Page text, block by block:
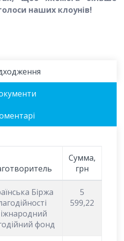
наших клоунів!
Сумма,
грн
Біржа
фонд
5
599,22